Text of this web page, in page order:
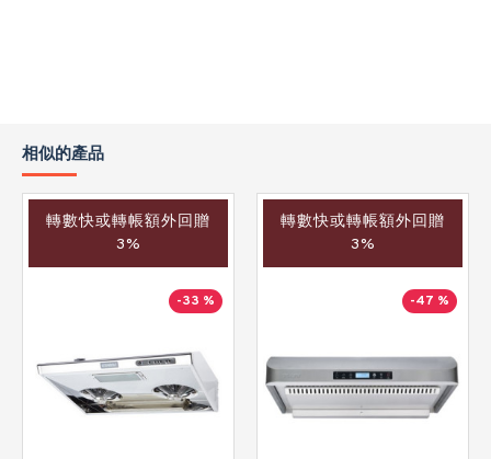
相似的產品
轉數快或轉帳額外回贈
3%
-33 %
轉數快或轉帳額外回贈
3%
-47 %